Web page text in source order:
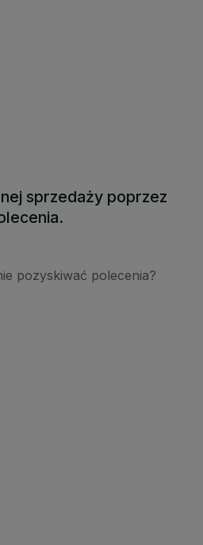
sprzedaży poprzez
pozyskiwać polecenia?